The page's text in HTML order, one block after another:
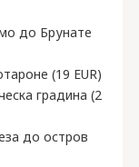
до Брунате
(19 EUR)
градина (2
до остров